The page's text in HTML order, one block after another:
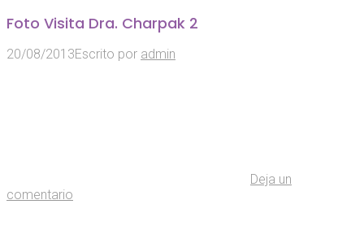
Foto Visita Dra. Charpak 2
20/08/2013Escrito por admin
Deja un
comentario